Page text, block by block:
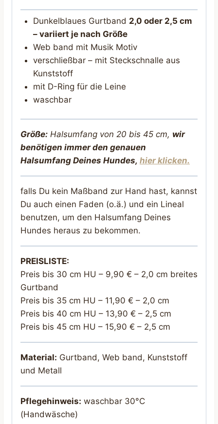
Dunkelblaues Gurtband 2,0 oder 2,5 cm
– variiert je nach Größe
Web band mit Musik Motiv
verschließbar – mit Steckschnalle aus
Kunststoff
mit D-Ring für die Leine
waschbar
Größe: Halsumfang von 20 bis 45 cm, wir
benötigen immer den genauen
Halsumfang Deines Hundes, hier klicken.
falls Du kein Maßband zur Hand hast, kannst
Du auch einen Faden (o.ä.) und ein Lineal
benutzen, um den Halsumfang Deines
Hundes heraus zu bekommen.
PREISLISTE:
Preis bis 30 cm HU – 9,90 € – 2,0 cm breites
Gurtband
Preis bis 35 cm HU – 11,90 € – 2,0 cm
Preis bis 40 cm HU – 13,90 € – 2,5 cm
Preis bis 45 cm HU – 15,90 € – 2,5 cm
Material: Gurtband, Web band, Kunststoff
und Metall
Pflegehinweis: waschbar 30°C
(Handwäsche)